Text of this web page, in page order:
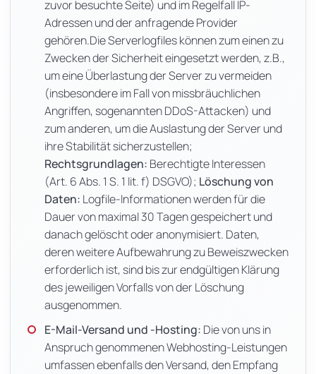
zuvor besuchte Seite) und im Regelfall IP-
Adressen und der anfragende Provider
gehören.Die Serverlogfiles können zum einen zu
Zwecken der Sicherheit eingesetzt werden, z.B.,
um eine Überlastung der Server zu vermeiden
(insbesondere im Fall von missbräuchlichen
Angriffen, sogenannten DDoS-Attacken) und
zum anderen, um die Auslastung der Server und
ihre Stabilität sicherzustellen;
Rechtsgrundlagen: Berechtigte Interessen
(Art. 6 Abs. 1 S. 1 lit. f) DSGVO); Löschung von
Daten: Logfile-Informationen werden für die
Dauer von maximal 30 Tagen gespeichert und
danach gelöscht oder anonymisiert. Daten,
deren weitere Aufbewahrung zu Beweiszwecken
erforderlich ist, sind bis zur endgültigen Klärung
des jeweiligen Vorfalls von der Löschung
ausgenommen.
E-Mail-Versand und -Hosting: Die von uns in
Anspruch genommenen Webhosting-Leistungen
umfassen ebenfalls den Versand, den Empfang